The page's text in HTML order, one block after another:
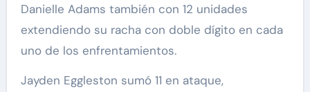
Danielle Adams también con 12 unidades
extendiendo su racha con doble dígito en cada
uno de los enfrentamientos.
Jayden Eggleston sumó 11 en ataque,